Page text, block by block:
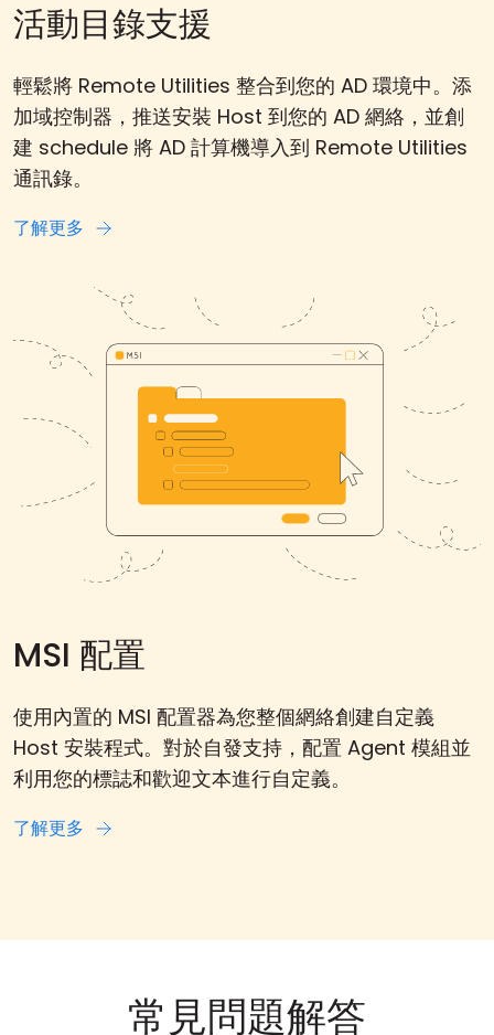
活動目錄支援
輕鬆將 Remote Utilities 整合到您的 AD 環境中。添
加域控制器，推送安裝 Host 到您的 AD 網絡，並創
建 schedule 將 AD 計算機導入到 Remote Utilities
通訊錄。
了解更多
MSI 配置
使用內置的 MSI 配置器為您整個網絡創建自定義
Host 安裝程式。對於自發支持，配置 Agent 模組並
利用您的標誌和歡迎文本進行自定義。
了解更多
常見問題解答